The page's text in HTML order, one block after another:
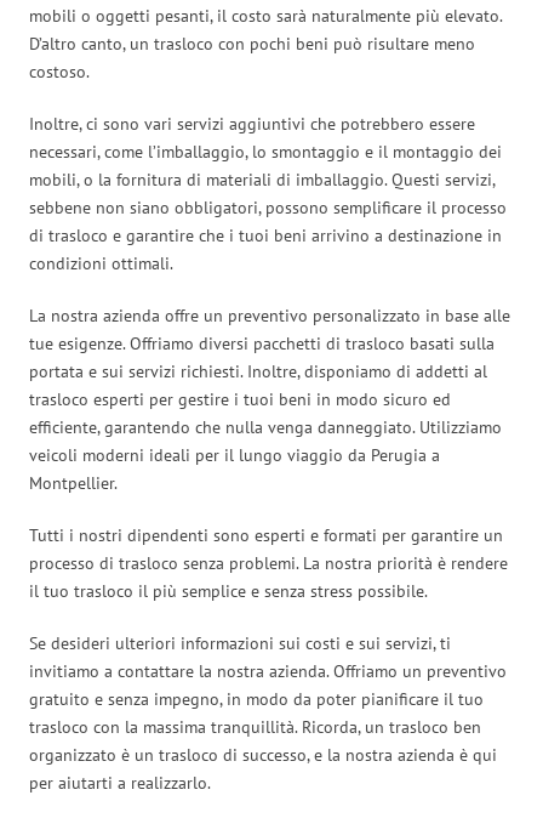
mobili o oggetti pesanti, il costo sarà naturalmente più elevato.
D’altro canto, un trasloco con pochi beni può risultare meno
costoso.
Inoltre, ci sono vari servizi aggiuntivi che potrebbero essere
necessari, come l’imballaggio, lo smontaggio e il montaggio dei
mobili, o la fornitura di materiali di imballaggio. Questi servizi,
sebbene non siano obbligatori, possono semplificare il processo
di trasloco e garantire che i tuoi beni arrivino a destinazione in
condizioni ottimali.
La nostra azienda offre un preventivo personalizzato in base alle
tue esigenze. Offriamo diversi pacchetti di trasloco basati sulla
portata e sui servizi richiesti. Inoltre, disponiamo di addetti al
trasloco esperti per gestire i tuoi beni in modo sicuro ed
efficiente, garantendo che nulla venga danneggiato. Utilizziamo
veicoli moderni ideali per il lungo viaggio da Perugia a
Montpellier.
Tutti i nostri dipendenti sono esperti e formati per garantire un
processo di trasloco senza problemi. La nostra priorità è rendere
il tuo trasloco il più semplice e senza stress possibile.
Se desideri ulteriori informazioni sui costi e sui servizi, ti
invitiamo a contattare la nostra azienda. Offriamo un preventivo
gratuito e senza impegno, in modo da poter pianificare il tuo
trasloco con la massima tranquillità. Ricorda, un trasloco ben
organizzato è un trasloco di successo, e la nostra azienda è qui
per aiutarti a realizzarlo.